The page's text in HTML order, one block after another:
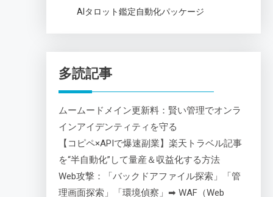
AIタロット鑑定自動化パッケージ
多読記事
ムームードメイン更新料：賢い管理でオンラ
インアイデンティティを守る
【コピペ×APIで爆速副業】楽天トラベル記事
を“半自動化”して量産＆収益化する方法
Web攻撃：「バックドアファイル探索」「管
理画面探索」「環境偵察」➡ WAF（Web